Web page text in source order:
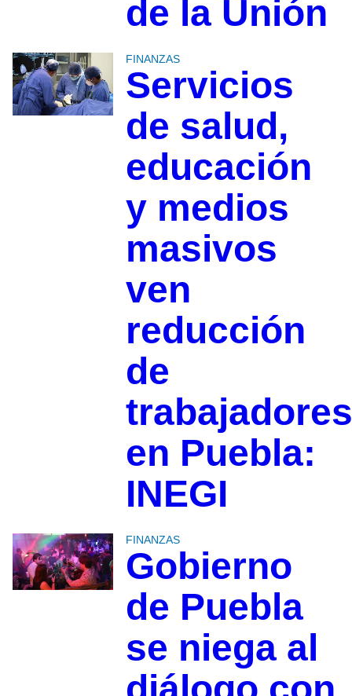
de la Unión
FINANZAS
Servicios
de salud,
educación
y medios
masivos
ven
reducción
de
trabajadores
en Puebla:
INEGI
FINANZAS
Gobierno
de Puebla
se niega al